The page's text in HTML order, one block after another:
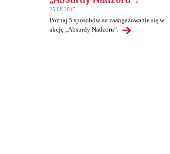
25.08.2015
Poznaj 5 sposobów na zaangażowanie się w
akcję „Absurdy Nadzoru".